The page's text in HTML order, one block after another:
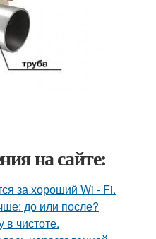
на сайте:
за хороший Wi - Fi.
до или после?
в чистоте.